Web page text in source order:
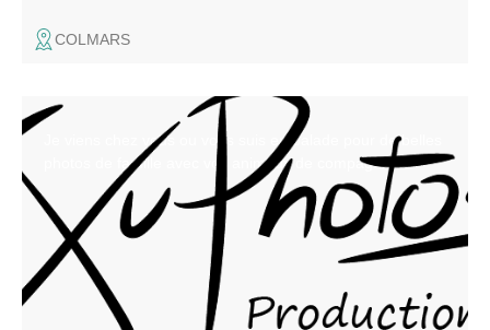
COLMARS
Je viens chez vous ou vous suis en balade pour de belles
photos de famille avec vos animaux de compagnie !